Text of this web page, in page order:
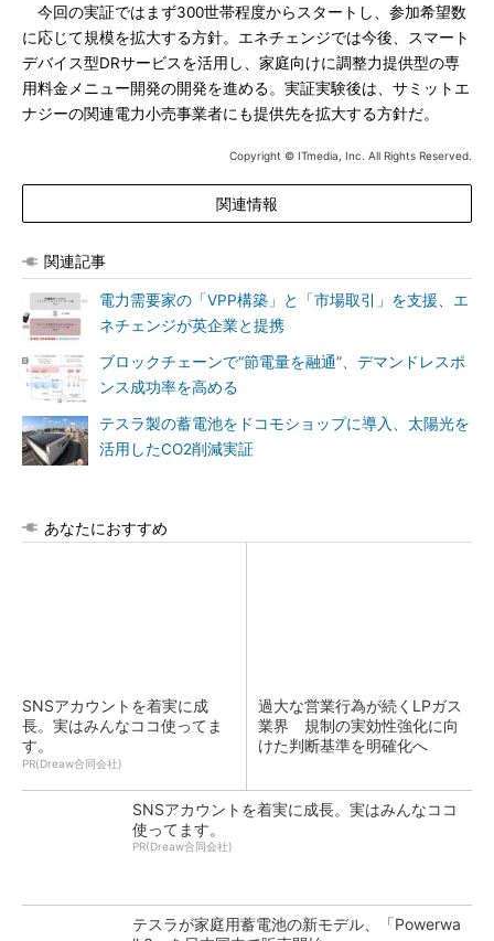
今回の実証ではまず300世帯程度からスタートし、参加希望数
に応じて規模を拡大する方針。エネチェンジでは今後、スマート
デバイス型DRサービスを活用し、家庭向けに調整力提供型の専
用料金メニュー開発の開発を進める。実証実験後は、サミットエ
ナジーの関連電力小売事業者にも提供先を拡大する方針だ。
Copyright © ITmedia, Inc. All Rights Reserved.
関連情報
関連記事
電力需要家の「VPP構築」と「市場取引」を支援、エ
ネチェンジが英企業と提携
ブロックチェーンで“節電量を融通”、デマンドレスポ
ンス成功率を高める
テスラ製の蓄電池をドコモショップに導入、太陽光を
活用したCO2削減実証
あなたにおすすめ
SNSアカウントを着実に成
長。実はみんなココ使ってま
す。
PR(Dreaw合同会社)
過大な営業行為が続くLPガス
業界 規制の実効性強化に向
けた判断基準を明確化へ
SNSアカウントを着実に成長。実はみんなココ
使ってます。
PR(Dreaw合同会社)
テスラが家庭用蓄電池の新モデル、「Powerwa